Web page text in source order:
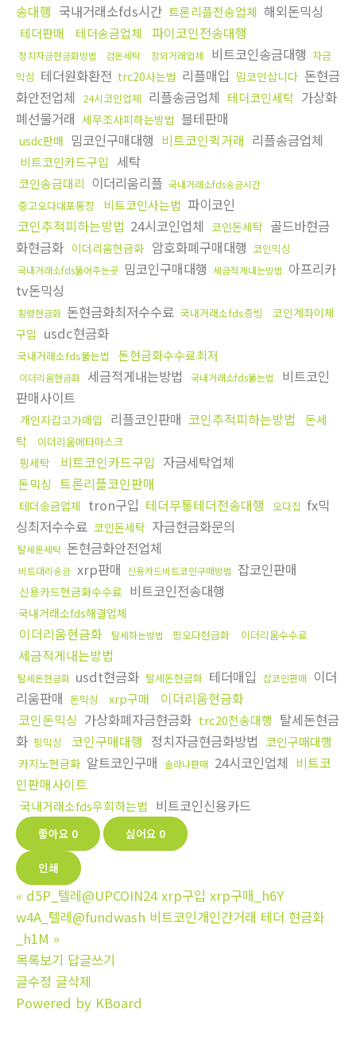
송대행 국내거래소fds시간 트론리플전송업체 해외돈믹싱
테더판매 테더송금업체 파이코인전송대행
정치자금현금화방법 검돈세탁 장외거래업체 비트코인송금대행 자금
믹싱 테더원화환전 trc20사는법 리플매입 밈코인삽니다 돈현금
화안전업체
24시코인업체 리플송금업체 테더코인세탁 가상화
폐선물거래 세무조사피하는방법 블테판매
usdc판매 밈코인구매대행 비트코인퀵거래 리플송금업체
비트코인카드구입 세탁
코인송금대리 이더리움리플 국내거래소fds송금시간
중고오다대포통장 비트코인사는법 파이코인
코인추적피하는방법 24시코인업체 코인돈세탁 골드바현금
화현금화 이더리움현금화 암호화폐구매대행 코인믹싱
국내거래소fds뚫어주는곳 밈코인구매대행 세금적게내는방법 아프리카
tv돈믹싱
횡령현금화 돈현금화최저수수료 국내거래소fds증빙
코인계좌이체
구입 usdc현금화
국내거래소fds뚫는법 돈현금화수수료최저
이더리움현금화 세금적게내는방법 국내거래소fds뚫는법
비트코인
판매사이트
개인지갑고가매입 리플코인판매 코인추적피하는방법
돈세
탁
이더리움메타마스크
핑세탁 비트코인카드구입 자금세탁업체
돈믹싱 트론리플코인판매
테더송금업체 tron구입 테더무통테더전송대행 오다집 fx믹
싱최저수수료 코인돈세탁 자금현금화문의
탈세돈세탁 돈현금화안전업체
비트대리송금 xrp판매 신용카드비트코인구매방법 잡코인판매
신용카드현금화수수료 비트코인전송대행
국내거래소fds해결업체
이더리움현금화 탈세하는방법 핑오다현금화 이더리움수수료
세금적게내는방법
탈세돈현금화 usdt현금화 탈세돈현금화 테더매입 잡코인판매 이더
리움판매 돈믹싱 xrp구매
이더리움현금화
코인돈믹싱 가상화폐자금현금화 trc20전송대행 탈세돈현금
화 핑믹싱 코인구매대행 정치자금현금화방법 코인구매대행
카지노현금화 알트코인구매 솔라나판매 24시코인업체 비트코
인판매사이트
국내거래소fds우회하는법 비트코인신용카드
좋아요 0 싫어요 0
인쇄
« d5P_텔레@UPCOIN24 xrp구입 xrp구매_h6Y
w4A_텔레@fundwash 비트코인개인간거래 테더 현금화
_h1M »
목록보기 답글쓰기
글수정 글삭제
Powered by KBoard